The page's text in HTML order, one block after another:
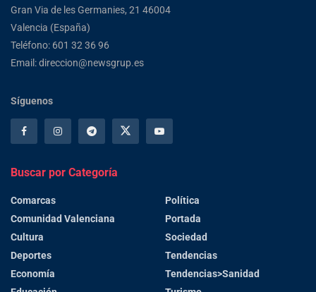
Gran Via de les Germanies, 21 46004
Valencia (España)
Teléfono: 601 32 36 96
Email: direccion@newsgrup.es
Síguenos
Buscar por Categoría
Comarcas
Comunidad Valenciana
Cultura
Deportes
Economía
Política
Portada
Sociedad
Tendencias
Tendencias>Sanidad